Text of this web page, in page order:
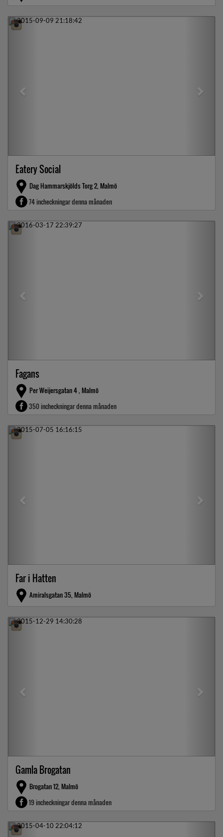
Previous
Eatery Social
Dag Hammarskjölds Torg 2, Malmö
74 incheckningar denna månaden
Previous
Fagans
Per Weijersgatan 4 , Malmö
350 incheckningar denna månaden
Previous
Far i Hatten
Amiralsgatan 35, Malmö
Previous
Gamla Brogatan
Brogatan 12, Malmö
19 incheckningar denna månaden
Previous